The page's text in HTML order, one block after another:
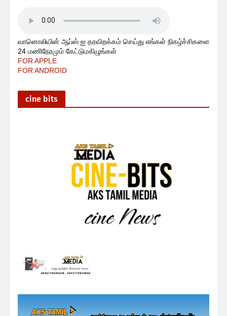
வானொலியின் ஆப்ஸ் ஐ தரவிறக்கம் செய்து எங்கள் நிகழ்ச்சிகளை
24 மணிநேரமும் கேட்டுமகிழுங்கள்
FOR APPLE
FOR ANDROID
cine bits